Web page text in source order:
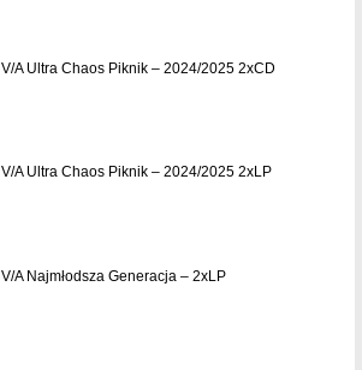
V/A Ultra Chaos Piknik – 2024/2025 2xCD
V/A Ultra Chaos Piknik – 2024/2025 2xLP
V/A Najmłodsza Generacja – 2xLP